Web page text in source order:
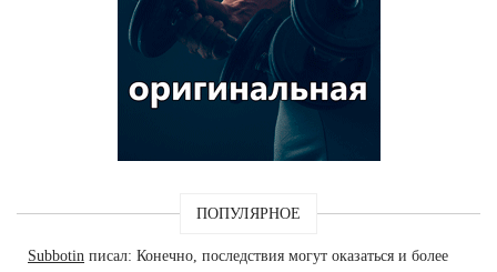
ПОПУЛЯРНОЕ
Subbotin писал: Конечно, последствия могут оказаться и более